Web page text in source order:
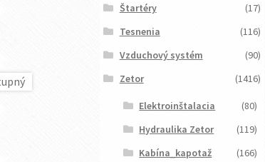
Štartéry
(17)
Tesnenia
(116)
Vzduchový systém
(90)
Zetor
(1416)
Elektroinštalacia
(80)
Hydraulika Zetor
(119)
Kabína_kapotaž
(166)